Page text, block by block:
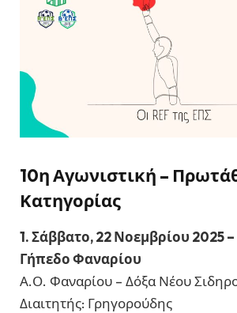
10η Αγωνιστική –
Κατηγορίας
1. Σάββατο, 22 Νοεμβρίου 2025 –
Γήπεδο Φαναρίου
Α.Ο. Φαναρίου – Δόξα Νέου
Διαιτητής: Γρηγορούδης